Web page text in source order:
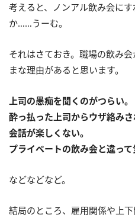
考えると、ノンアル飲み会に
か……うーむ。
それはさておき。職場の飲み
まな理由があると思います。
上司の愚痴を聞くのがつらい。
酔っ払った上司からウザ絡みさ
会話が楽しくない。
プライベートの飲み会と違って
などなどなど。
結局のところ、雇用関係や上